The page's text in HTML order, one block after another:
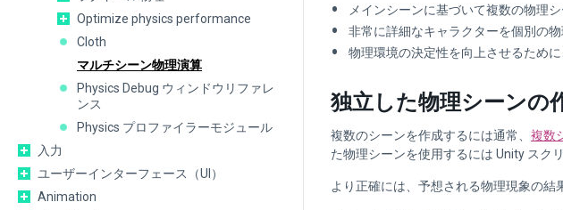
Optimize physics performance
Cloth
マルチシーン物理演算
Physics Debug ウィンドウリファレ
ンス
Physics プロファイラーモジュール
入力
ユーザーインターフェース（UI）
Animation
メインシーンに基づいて複数の物理
非常に詳細なキャラクターを個別の
物理環境の決定性を向上させるため
独立した物理シーンの
複数のシーンを作成するには通常、 複数
た物理シーンを使用するには Unity スク
より正確には、予想される物理現象の結